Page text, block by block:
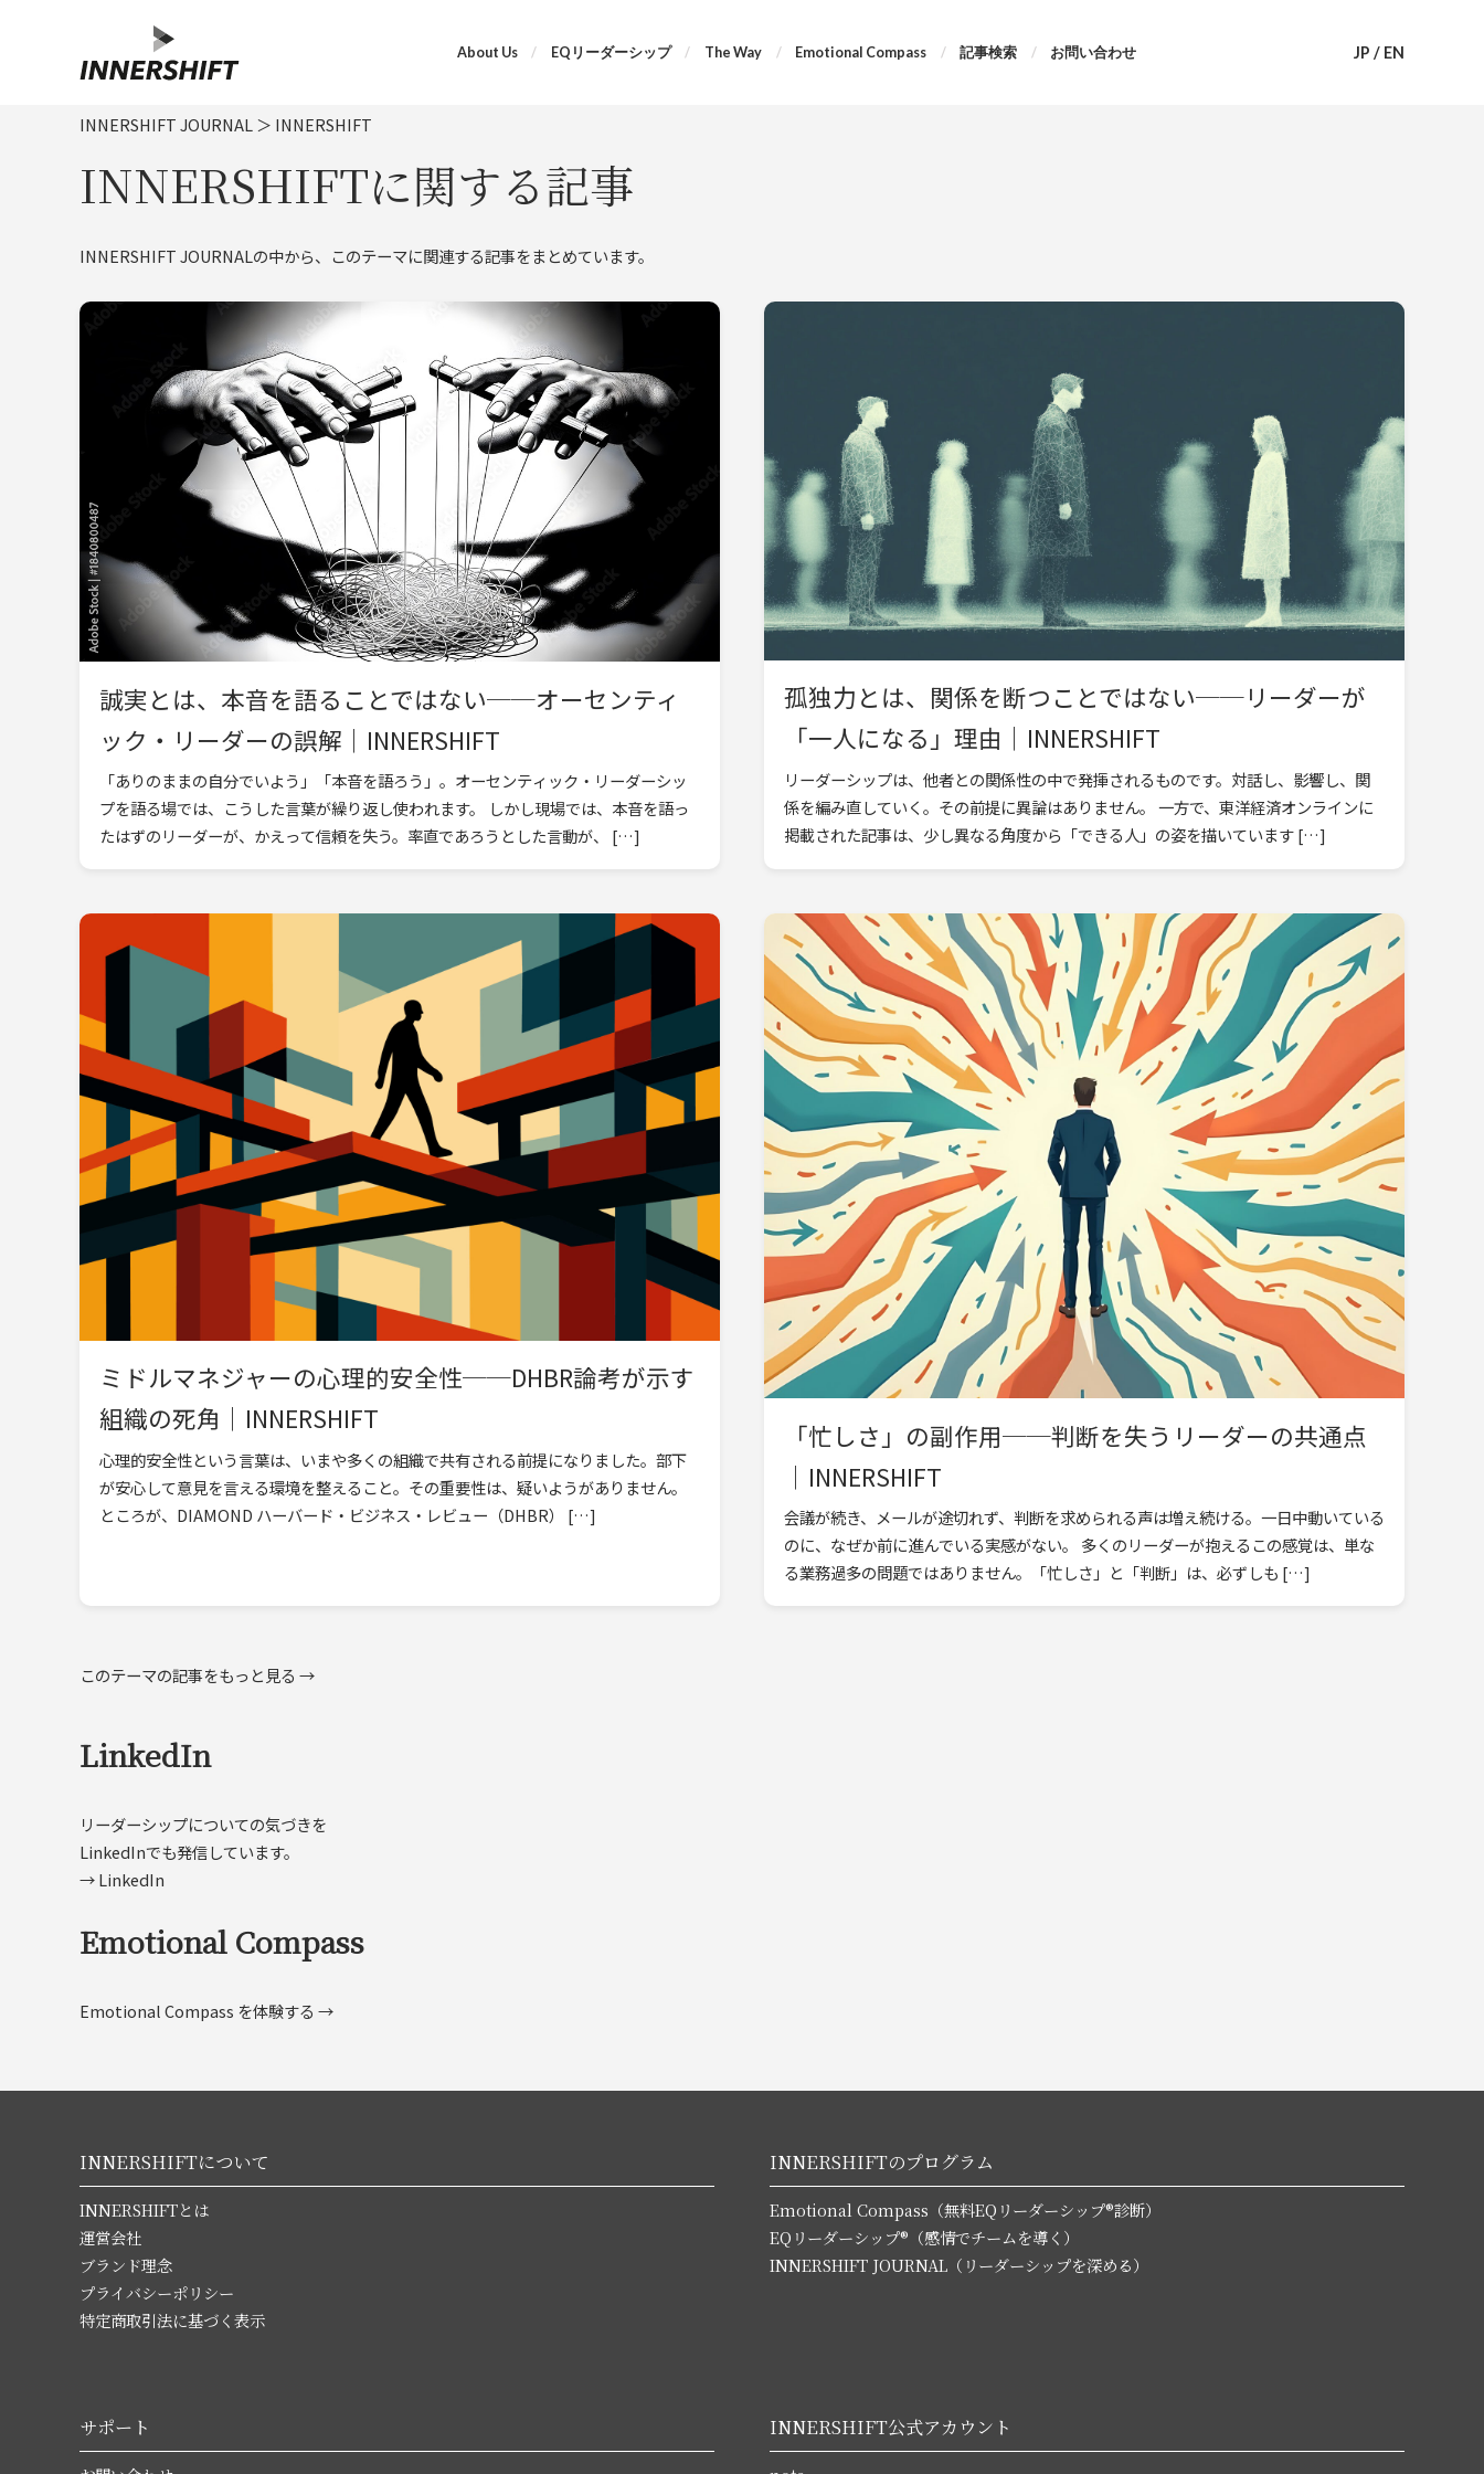
About Us EQリーダーシップ The Way Emotional Compass 記事検索 お問い合わせ JP / EN
INNERSHIFT JOURNAL ＞ INNERSHIFT
INNERSHIFTに関する記事
INNERSHIFT JOURNALの中から、このテーマに関連する記事をまとめています。
誠実とは、本音を語ることではない──オーセンティ
ック・リーダーの誤解｜INNERSHIFT
「ありのままの自分でいよう」「本音を語ろう」。オーセンティック・リーダーシッ
プを語る場では、こうした言葉が繰り返し使われます。 しかし現場では、本音を語っ
たはずのリーダーが、かえって信頼を失う。率直であろうとした言動が、 […]
孤独力とは、関係を断つことではない──リーダーが
「一人になる」理由｜INNERSHIFT
リーダーシップは、他者との関係性の中で発揮されるものです。対話し、影響し、関
係を編み直していく。その前提に異論はありません。 一方で、東洋経済オンラインに
掲載された記事は、少し異なる角度から「できる人」の姿を描いています […]
ミドルマネジャーの心理的安全性──DHBR論考が示す
組織の死角｜INNERSHIFT
心理的安全性という言葉は、いまや多くの組織で共有される前提になりました。部下
が安心して意見を言える環境を整えること。その重要性は、疑いようがありません。
ところが、DIAMOND ハーバード・ビジネス・レビュー（DHBR） […]
「忙しさ」の副作用──判断を失うリーダーの共通点
｜INNERSHIFT
会議が続き、メールが途切れず、判断を求められる声は増え続ける。一日中動いている
のに、なぜか前に進んでいる実感がない。 多くのリーダーが抱えるこの感覚は、単な
る業務過多の問題ではありません。「忙しさ」と「判断」は、必ずしも […]
このテーマの記事をもっと見る →
LinkedIn
リーダーシップについての気づきを
LinkedInでも発信しています。
→ LinkedIn
Emotional Compass
Emotional Compass を体験する →
INNERSHIFTについて
INNERSHIFTとは
運営会社
ブランド理念
プライバシーポリシー
特定商取引法に基づく表示
INNERSHIFTのプログラム
Emotional Compass（無料EQリーダーシップ®診断）
EQリーダーシップ®（感情でチームを導く）
INNERSHIFT JOURNAL（リーダーシップを深める）
サポート INNERSHIFT公式アカウント